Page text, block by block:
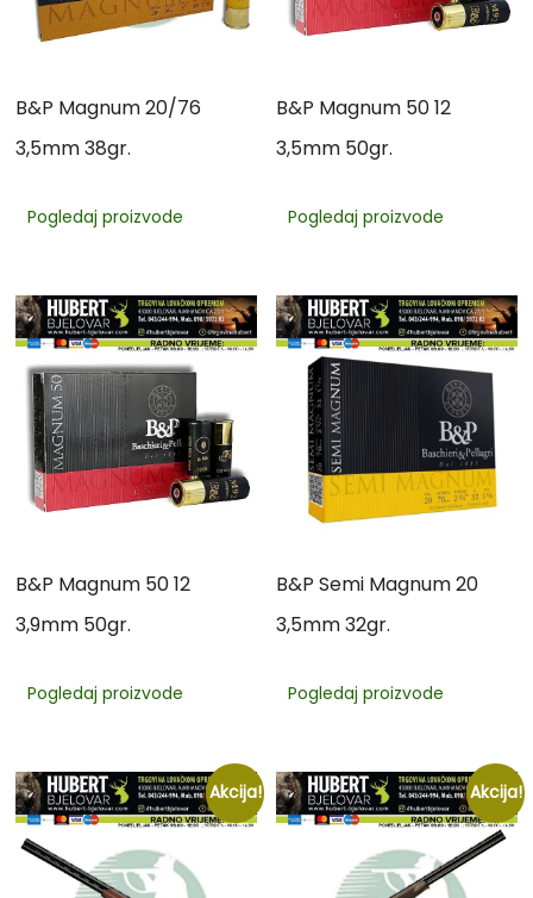
B&P Magnum 20/76
3,5mm 38gr.
Pogledaj proizvode
B&P Magnum 50 12
3,5mm 50gr.
Pogledaj proizvode
B&P Magnum 50 12
3,9mm 50gr.
Pogledaj proizvode
B&P Semi Magnum 20
3,5mm 32gr.
Pogledaj proizvode
Akcija! Akcija!